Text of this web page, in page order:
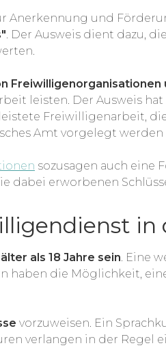
Anerkennung und
. Der Ausweis dient dazu,
Freiwilligenorganisationen
leisten. Der Ausweis
Freiwilligenarbeit,
Amt vorgelegt werden
sozusagen auch eine
dabei erworbenen
in
als 18 Jahre sein. Eine
haben die Möglichkeit,
vorzuweisen. Ein
verlangen in der Regel